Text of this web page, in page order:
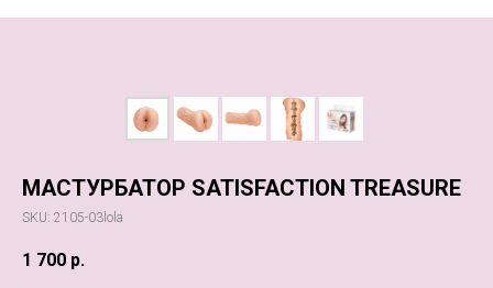
МАСТУРБАТОР SATISFACTION TREASURE
SKU: 2105-03lola
1 700 р.